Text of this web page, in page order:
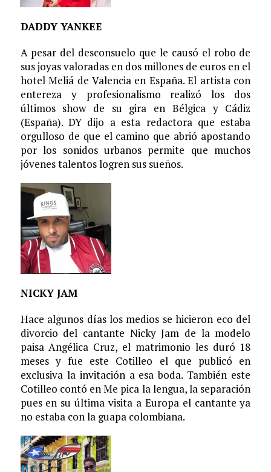
DADDY YANKEE
A pesar del desconsuelo que le causó el robo de
sus joyas valoradas en dos millones de euros en el
hotel Meliá de Valencia en España. El artista con
entereza y profesionalismo realizó los dos
últimos show de su gira en Bélgica y Cádiz
(España). DY dijo a esta redactora que estaba
orgulloso de que el camino que abrió apostando
por los sonidos urbanos permite que muchos
jóvenes talentos logren sus sueños.
NICKY JAM
Hace algunos días los medios se hicieron eco del
divorcio del cantante Nicky Jam de la modelo
paisa Angélica Cruz, el matrimonio les duró 18
meses y fue este Cotilleo el que publicó en
exclusiva la invitación a esa boda. También este
Cotilleo contó en Me pica la lengua, la separación
pues en su última visita a Europa el cantante ya
no estaba con la guapa colombiana.